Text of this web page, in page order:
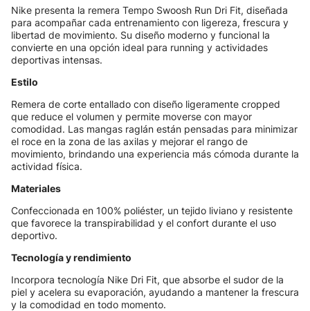
Nike presenta la remera Tempo Swoosh Run Dri Fit, diseñada
para acompañar cada entrenamiento con ligereza, frescura y
libertad de movimiento. Su diseño moderno y funcional la
convierte en una opción ideal para running y actividades
deportivas intensas.
Estilo
Remera de corte entallado con diseño ligeramente cropped
que reduce el volumen y permite moverse con mayor
comodidad. Las mangas raglán están pensadas para minimizar
el roce en la zona de las axilas y mejorar el rango de
movimiento, brindando una experiencia más cómoda durante la
actividad física.
Materiales
Confeccionada en 100% poliéster, un tejido liviano y resistente
que favorece la transpirabilidad y el confort durante el uso
deportivo.
Tecnología y rendimiento
Incorpora tecnología Nike Dri Fit, que absorbe el sudor de la
piel y acelera su evaporación, ayudando a mantener la frescura
y la comodidad en todo momento.